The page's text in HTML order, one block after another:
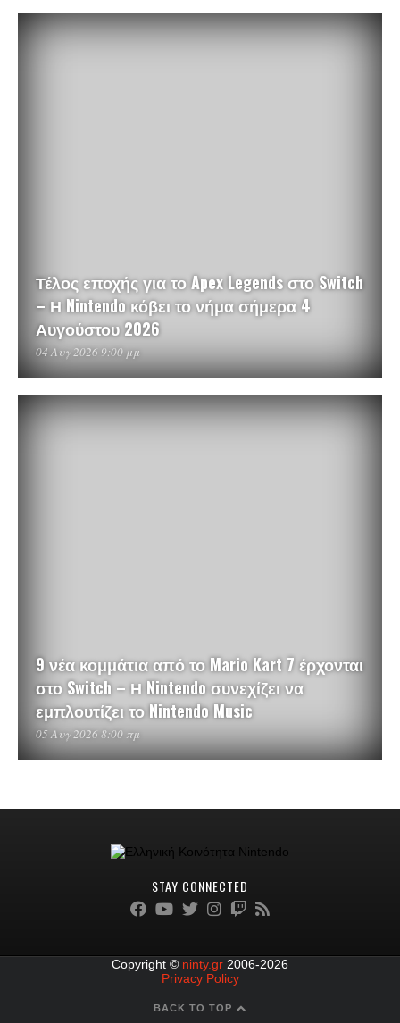
Τέλος εποχής για το Apex Legends στο Switch
– Η Nintendo κόβει το νήμα σήμερα 4
Αυγούστου 2026
04 Αυγ 2026 9:00 μμ
9 νέα κομμάτια από το Mario Kart 7 έρχονται
στο Switch – Η Nintendo συνεχίζει να
εμπλουτίζει το Nintendo Music
05 Αυγ 2026 8:00 πμ
STAY CONNECTED
Copyright © ninty.gr 2006-2026
Privacy Policy
BACK TO TOP